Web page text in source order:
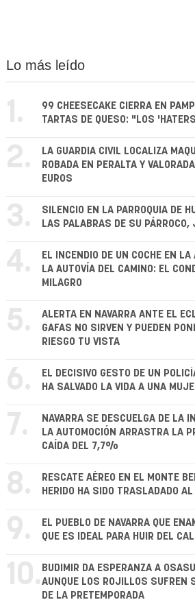
Lo más leído
1.
99 CHEESECAKE CIERRA EN
TARTAS DE QUESO: "LOS
2.
LA GUARDIA CIVIL LOCALIZA
ROBADA EN PERALTA Y
EUROS
3.
SILENCIO EN LA PARROQUIA DE
LAS PALABRAS DE SU PÁRROCO,
4.
EL INCENDIO DE UN COCHE EN
LA AUTOVÍA DEL CAMINO: EL
MILAGRO
5.
ALERTA EN NAVARRA ANTE EL
GAFAS NO SIRVEN Y PUEDEN
RIESGO TU VISTA
6.
EL DECISIVO GESTO DE UN
HA SALVADO LA VIDA A UNA
7.
NAVARRA SE DESCUELGA DE LA
LA AUTOMOCIÓN ARRASTRA LA
CAÍDA DEL 7,7%
8.
RESCATE AÉREO EN EL MONTE
HERIDO HA SIDO TRASLADADO
9.
EL PUEBLO DE NAVARRA QUE
QUE ES IDEAL PARA HUIR DEL
10. BUDIMIR DA ESPERANZA A
AUNQUE LOS ROJILLOS SUFREN
DE LA PRETEMPORADA